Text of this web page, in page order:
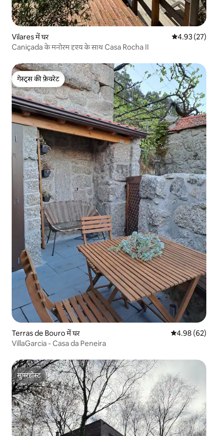
Vilares में घर औसत रेटिंग 5 में
4.93 (27)
Caniçada के मनोरम दृश्य के साथ Casa Rocha II
गेस्ट्स की फ़ेवरेट
गेस्ट्स की फ़ेवरेट
Terras de Bouro में घर औसत रेटिंग 5 में
4.98 (62)
VillaGarcia - Casa da Peneira
सुपरहोस्ट
सुपरहोस्ट